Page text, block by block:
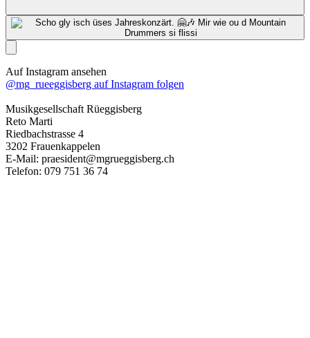
Auf Instagram ansehen
@mg_rueeggisberg auf Instagram folgen
Musikgesellschaft Rüeggisberg
Reto Marti
Riedbachstrasse 4
3202 Frauenkappelen
E-Mail: praesident@mgrueggisberg.ch
Telefon: 079 751 36 74